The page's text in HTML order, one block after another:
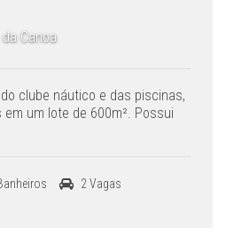
Canoa
clube náutico e das piscinas,
um lote de 600m². Possui
2 Vagas